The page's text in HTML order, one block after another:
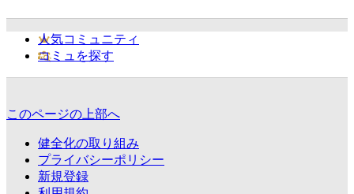
人気コミュニティ
コミュを探す
このページの上部へ
健全化の取り組み
プライバシーポリシー
新規登録